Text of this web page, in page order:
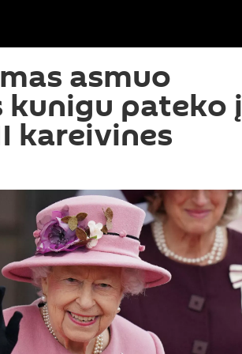
asmuo
kunigu pateko į
kareivines